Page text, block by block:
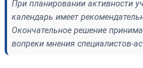
При планировании активности
календарь имеет
Окончательное решение
вопреки мнения специалистов-